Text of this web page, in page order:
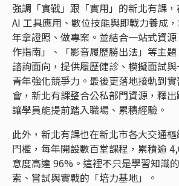
強調「實戰」跟「實用」的新北有課
AI 工具應用、數位技能與即戰力養成
年拿證照、做專案。並結合一站式資
作指南」、「影音履歷勝出法」等主
諮詢面向，提供履歷健診、模擬面試
青年強化競爭力。最後更落地接軌到
會，新北有課整合公私部門資源，釋出
讓學員能提前踏入職場、累積經驗。
此外，新北有課也在新北市各大交通
門檻，每年開設數百堂課程，累積逾
意度高達 96%。這裡不只是學習知識
索、嘗試與實戰的「培力基地」。